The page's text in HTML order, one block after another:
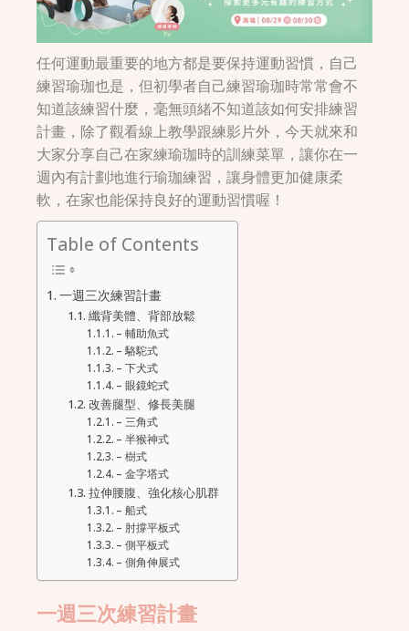
任何運動最重要的地方都是要保持運動習慣，自己
練習瑜珈也是，但初學者自己練習瑜珈時常常會不
知道該練習什麼，毫無頭緒不知道該如何安排練習
計畫，除了觀看線上教學跟練影片外，今天就來和
大家分享自己在家練瑜珈時的訓練菜單，讓你在一
週內有計劃地進行瑜珈練習，讓身體更加健康柔
軟，在家也能保持良好的運動習慣喔！
Table of Contents
一週三次練習計畫
纖背美體、背部放鬆
– 輔助魚式
– 駱駝式
– 下犬式
– 眼鏡蛇式
改善腿型、修長美腿
– 三角式
– 半猴神式
– 樹式
– 金字塔式
拉伸腰腹、強化核心肌群
– 船式
– 肘撐平板式
– 側平板式
– 側角伸展式
一週三次練習計畫